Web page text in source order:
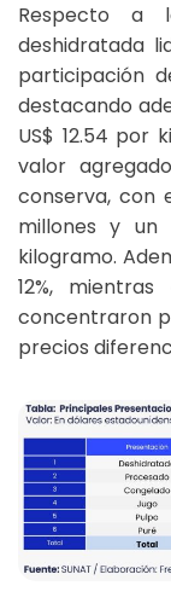
Respecto a
deshidratada
participación
destacando
US$ 12.54 por
valor
conserva, con
millones y un
kilogramo.
12%,
concentraron
precios